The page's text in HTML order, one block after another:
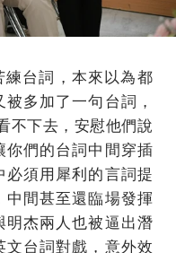
台詞，本來以為都
多加了一句台詞，
不下去，安慰他們說
們的台詞中間穿插
須用犀利的言詞提
間甚至還臨場發揮
明杰兩人也被逼出潛
台詞對戲，意外效